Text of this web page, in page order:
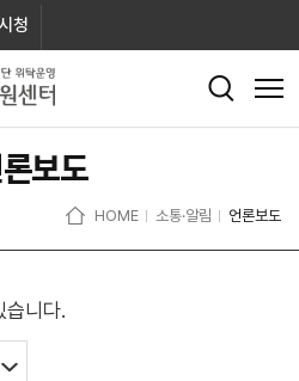
청
보도
HOME 소통·알림 언론보도
습니다.